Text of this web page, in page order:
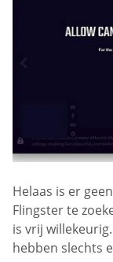
Helaas is er
Flingster te
is vrij
hebben slechts